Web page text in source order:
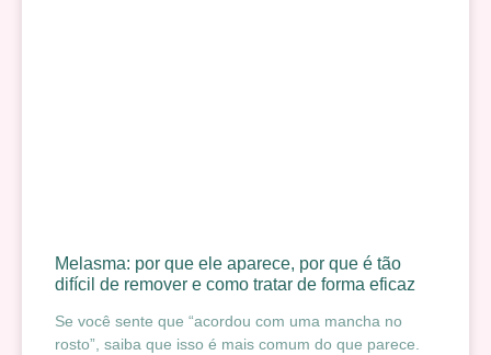
Melasma: por que ele aparece, por que é tão
difícil de remover e como tratar de forma eficaz
Se você sente que “acordou com uma mancha no
rosto”, saiba que isso é mais comum do que parece.